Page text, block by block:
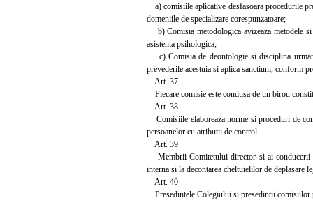
a) comisiile aplicative desfasoara procedurile
domeniile de specializare corespunzatoare;
b) Comisia metodologica avizeaza metodele
asistenta psihologica;
c) Comisia de deontologie si disciplina
prevederile acestuia si aplica sanctiuni, conform
Art. 37
Fiecare comisie este condusa de un birou
Art. 38
Comisiile elaboreaza norme si proceduri de
persoanelor cu atributii de control.
Art. 39
Membrii Comitetului director si ai conducerii
interna si la decontarea cheltuielilor de deplasare
Art. 40
Presedintele Colegiului si presedintii comisiilor